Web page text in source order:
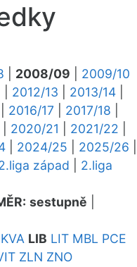
2008/09
2009/10
2012/13 2013/14
2016/17 2017/18
2020/21 2021/22
2024/25 2025/26
západ
2.liga
sestupně
KVA LIB LIT MBL PCE
ZLN ZNO